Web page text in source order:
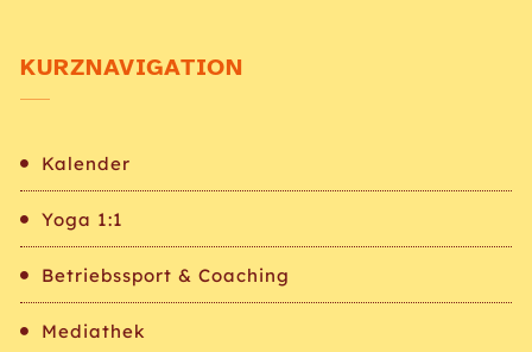
KURZNAVIGATION
Kalender
Yoga 1:1
Betriebssport & Coaching
Mediathek